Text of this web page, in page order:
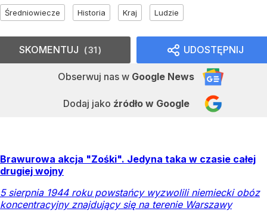
Średniowiecze Historia Kraj Ludzie
UDOSTĘPNIJ
Obserwuj nas w Google News
Dodaj jako źródło w Google
SKOMENTUJ 31
Brawurowa akcja "Zośki". Jedyna taka w czasie całej
drugiej wojny
5 sierpnia 1944 roku powstańcy wyzwolili niemiecki obóz
koncentracyjny znajdujący się na terenie Warszawy